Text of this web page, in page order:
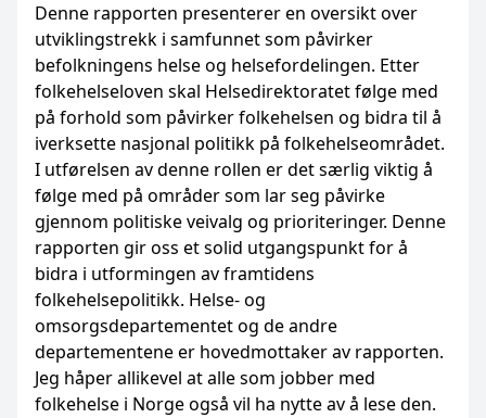
Denne rapporten presenterer en oversikt over
utviklingstrekk i samfunnet som påvirker
befolkningens helse og helsefordelingen. Etter
folkehelseloven skal Helsedirektoratet følge med
på forhold som påvirker folkehelsen og bidra til å
iverksette nasjonal politikk på folkehelseområdet.
I utførelsen av denne rollen er det særlig viktig å
følge med på områder som lar seg påvirke
gjennom politiske veivalg og prioriteringer. Denne
rapporten gir oss et solid utgangspunkt for å
bidra i utformingen av framtidens
folkehelsepolitikk. Helse- og
omsorgsdepartementet og de andre
departementene er hovedmottaker av rapporten.
Jeg håper allikevel at alle som jobber med
folkehelse i Norge også vil ha nytte av å lese den.